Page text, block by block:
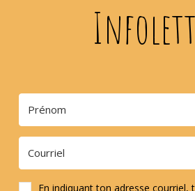
En indiquant ton adresse courriel,